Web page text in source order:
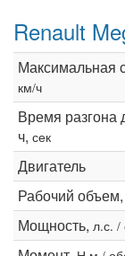
Renault
Максимальная
км/ч
Время разгона
ч, сек
Двигатель
Рабочий объем,
Мощность, л.с. /